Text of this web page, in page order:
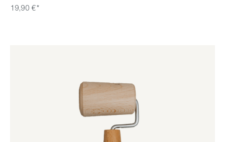
19,90 €*